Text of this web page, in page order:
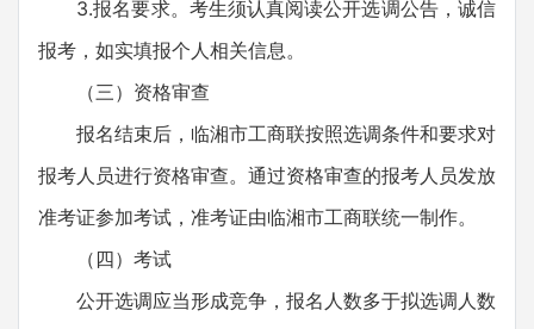
3.报名要求。考生须认真阅读公开选调公告，诚信
报考，如实填报个人相关信息。
（三）资格审查
报名结束后，临湘市工商联按照选调条件和要求对
报考人员进行资格审查。通过资格审查的报考人员发放
准考证参加考试，准考证由临湘市工商联统一制作。
（四）考试
公开选调应当形成竞争，报名人数多于拟选调人数